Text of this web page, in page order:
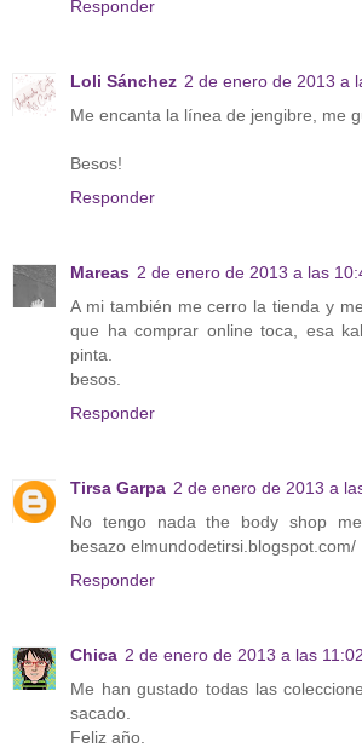
Responder
Loli Sánchez 2 de enero de 2013 a
Me encanta la línea de jengibre, me
Besos!
Responder
Mareas 2 de enero de 2013 a las
A mi también me cerro la tienda y
que ha comprar online toca, esa
pinta.
besos.
Responder
Tirsa Garpa 2 de enero de 2013 a
No tengo nada the body shop
besazo elmundodetirsi.blogspot.com/
Responder
Chica 2 de enero de 2013 a las 11:02
Me han gustado todas las
sacado.
Feliz año.